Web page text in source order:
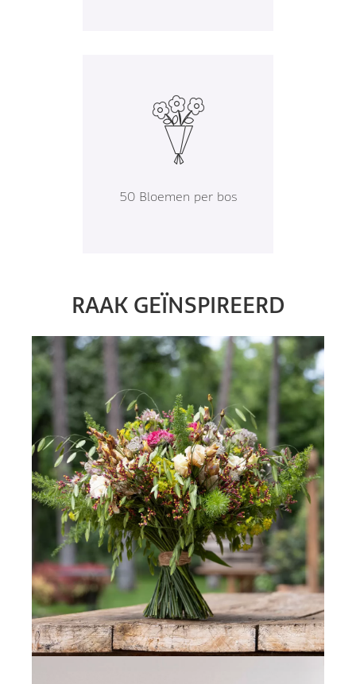
50 Bloemen per bos
RAAK GEÏNSPIREERD